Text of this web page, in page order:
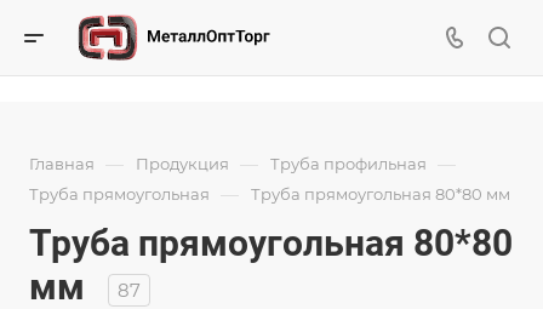
Главная — Продукция — Труба профильная —
Труба прямоугольная — Труба прямоугольная 80*80 мм
Труба прямоугольная 80*80
мм
87